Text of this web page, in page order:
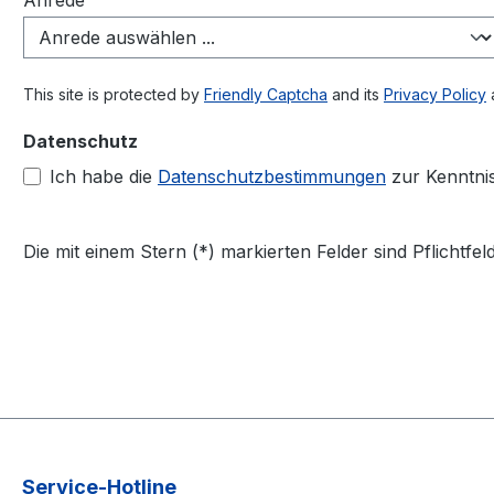
This site is protected by Friendly Captcha and its Privacy Policy
Datenschutz
Ich habe die Datenschutzbestimmungen zur
Die mit einem Stern (*) markierten Felder sind
Service-Hotline